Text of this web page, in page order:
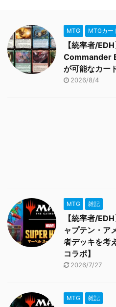
MTG MTGカー
【統率者/
Commander
が可能なカー
2026/8/4
MTG 雑記
【統率者/
ャプテン・ア
者デッキを考
コラボ】
2026/7/27
MTG 雑記